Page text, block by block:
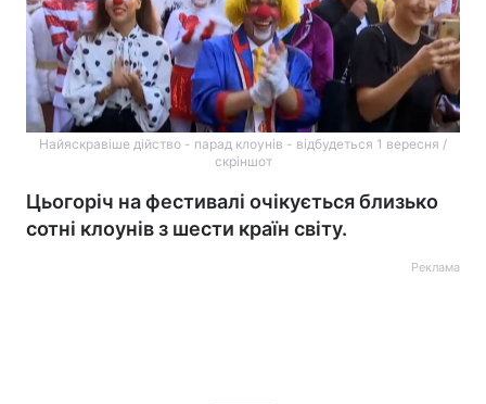
Найяскравіше дійство - парад клоунів - відбудеться 1 вересня /
скріншот
Цьогоріч на фестивалі очікується близько
сотні клоунів з шести країн світу.
Реклама